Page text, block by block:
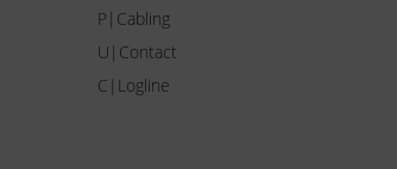
P|Cabling
U|Contact
C|Logline